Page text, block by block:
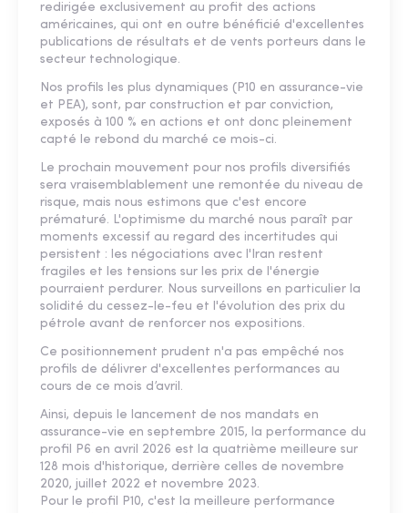
redirigée exclusivement au profit des actions
américaines, qui ont en outre bénéficié d'excellentes
publications de résultats et de vents porteurs dans le
secteur technologique.
Nos profils les plus dynamiques (P10 en assurance-vie
et PEA), sont, par construction et par conviction,
exposés à 100 % en actions et ont donc pleinement
capté le rebond du marché ce mois-ci.
Le prochain mouvement pour nos profils diversifiés
sera vraisemblablement une remontée du niveau de
risque, mais nous estimons que c'est encore
prématuré. L'optimisme du marché nous paraît par
moments excessif au regard des incertitudes qui
persistent : les négociations avec l'Iran restent
fragiles et les tensions sur les prix de l'énergie
pourraient perdurer. Nous surveillons en particulier la
solidité du cessez-le-feu et l'évolution des prix du
pétrole avant de renforcer nos expositions.
Ce positionnement prudent n'a pas empêché nos
profils de délivrer d'excellentes performances au
cours de ce mois d’avril.
Ainsi, depuis le lancement de nos mandats en
assurance-vie en septembre 2015, la performance du
profil P6 en avril 2026 est la quatrième meilleure sur
128 mois d'historique, derrière celles de novembre
2020, juillet 2022 et novembre 2023.
Pour le profil P10, c'est la meilleure performance